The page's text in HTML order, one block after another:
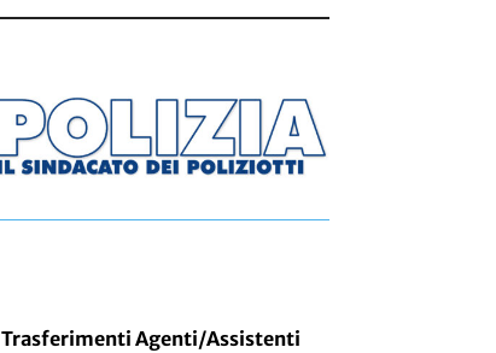
Trasferimenti Agenti/Assistenti